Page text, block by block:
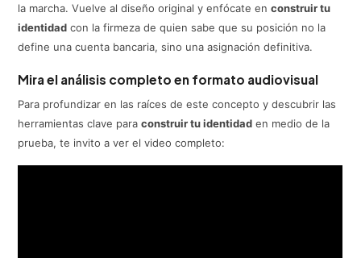
la marcha. Vuelve al diseño original y enfócate enconstruir tu
identidad con la firmeza de quien sabe que su posición no la
define una cuenta bancaria, sino una asignación definitiva.
Mira el análisis completo en formato audiovisual
Para profundizar en las raíces de este concepto y descubrir las
herramientas clave paraconstruir tu identidad en medio de la
prueba, te invito a ver el video completo: